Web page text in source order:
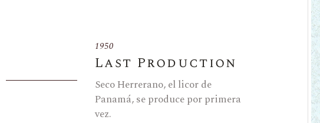
1950
Last Production
Seco Herrerano, el licor de
Panamá, se produce por primera
vez.